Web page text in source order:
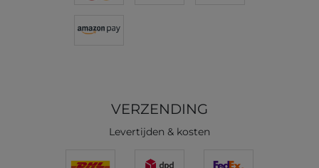
VERZENDING
Levertijden & kosten